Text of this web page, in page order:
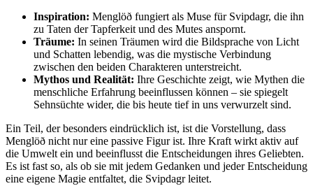
Inspiration: Menglöð fungiert ⁣als Muse für Svipdagr, die ihn​
zu Taten ⁢der Tapferkeit und⁤ des ​Mutes ⁢anspornt.
Träume: In seinen Träumen wird die Bildsprache von Licht
und Schatten lebendig, was ‌die mystische Verbindung
zwischen den beiden Charakteren unterstreicht.
Mythos‌ und Realität: Ihre​ Geschichte zeigt, wie Mythen die
menschliche Erfahrung beeinflussen können – sie spiegelt
Sehnsüchte wider, die bis ⁢heute tief in uns verwurzelt sind.
Ein Teil, der‍ besonders eindrücklich ist, ist‍ die Vorstellung, dass
Menglöð nicht ‍nur eine passive Figur ist. Ihre Kraft wirkt aktiv auf
die Umwelt ein ‌und beeinflusst die Entscheidungen ihres Geliebten.⁤
Es ist fast so, als ob sie mit jedem Gedanken und jeder Entscheidung
eine eigene Magie entfaltet, die Svipdagr leitet.